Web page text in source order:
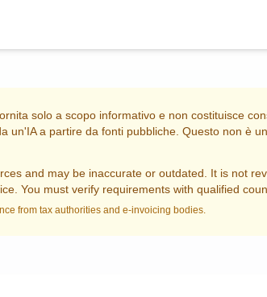
solo a scopo informativo e non costituisce
un'IA a partire da fonti pubbliche. Questo non è
and may be inaccurate or outdated. It is not
You must verify requirements with qualified
from tax authorities and e-invoicing bodies.